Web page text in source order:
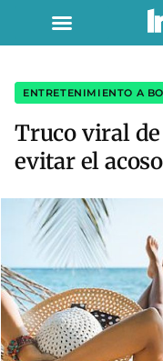
ENTRETENIMIENTO A
Truco viral
evitar el